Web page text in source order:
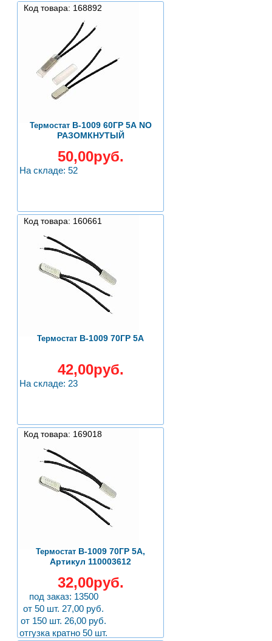
Код товара: 168892
ТермостатB-1009 60ГР 5А NO
РАЗОМКНУТЫЙ
50,00руб.
На складе: 52
Код товара: 160661
Термостат B-1009 70ГР 5А
42,00руб.
На складе: 23
Код товара: 169018
Термостат B-1009 70ГР 5А,
Артикул 110003612
32,00руб.
под заказ: 13500
от 50 шт. 27,00 руб.
от 150 шт. 26,00 руб.
отгузка кратно 50 шт.